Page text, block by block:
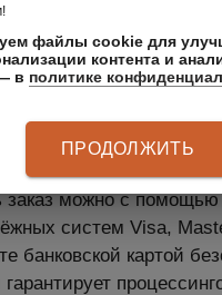
по безналичному
для Юридических лиц
заказ можно с помощью
систем Visa,
банковской картой
файлы cookie для
контента и
в политике
ПРОДОЛЖИТЬ